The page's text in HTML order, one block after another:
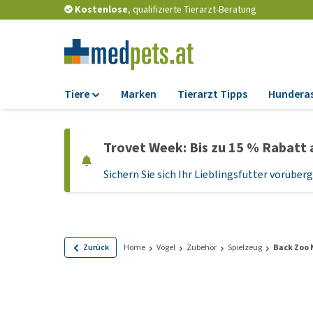
Kostenlose, qualifizierte Tierarzt-Beratung
Tiere
Trockenfutter
Nassfutter
Leckerlis
Marken Tierarzt Tipps
Trovet Week: Bis zu 15 %
Sichern Sie sich Ihr Lieblingsfutter
Zurück Home Vögel Zubehör Spielzeug Back Zoo